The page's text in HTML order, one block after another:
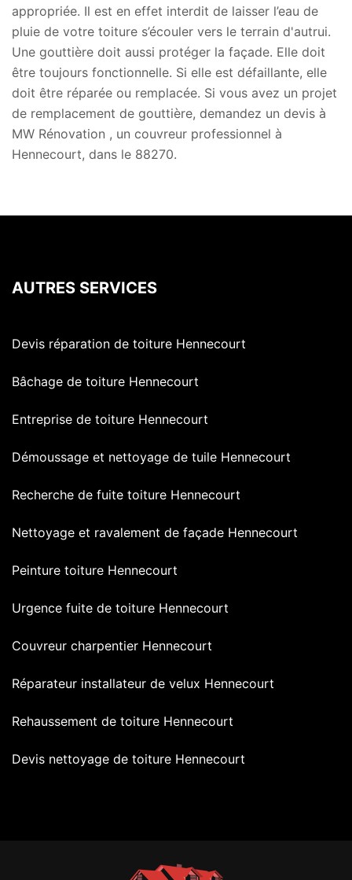
appropriée. Il est en effet interdit de laisser l’eau de
pluie de votre toiture s’écouler vers le terrain d'autrui.
Une gouttière doit aussi protéger la façade. Elle doit
être toujours fonctionnelle. Si elle est défaillante, elle
doit être réparée ou remplacée. Si vous avez un projet
de remplacement de gouttière, demandez un devis à
MW Rénovation , un couvreur professionnel à
Hennecourt, dans le 88270.
AUTRES SERVICES
Devis réparation de toiture Hennecourt
Bâchage de toiture Hennecourt
Entreprise de toiture Hennecourt
Démoussage et nettoyage de tuile Hennecourt
Recherche de fuite toiture Hennecourt
Nettoyage et ravalement de façade Hennecourt
Peinture toiture Hennecourt
Urgence fuite de toiture Hennecourt
Couvreur charpentier Hennecourt
Réparateur installateur de velux Hennecourt
Rehaussement de toiture Hennecourt
Devis nettoyage de toiture Hennecourt